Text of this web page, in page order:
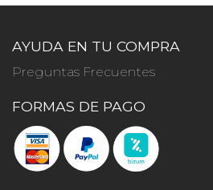
AYUDA EN TU COMPRA
Preguntas Frecuentes
FORMAS DE PAGO